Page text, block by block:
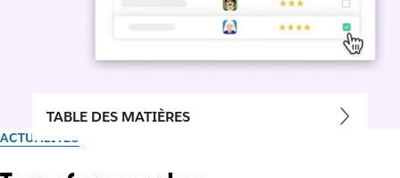
ACTUALITÉS
TABLE DES MATIÈRES